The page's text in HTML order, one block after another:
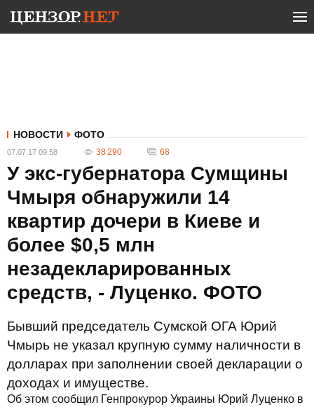
НОВОСТИ ФОТО
07.07.17 09:58 38 290 68
У экс-губернатора Сумщины
Чмыря обнаружили 14
квартир дочери в Киеве и
более $0,5 млн
незадекларированных
средств, - Луценко. ФОТО
Бывший председатель Сумской ОГА Юрий
Чмырь не указал крупную сумму наличности в
долларах при заполнении своей декларации о
доходах и имуществе.
Об этом сообщил Генпрокурор Украины Юрий Луценко в